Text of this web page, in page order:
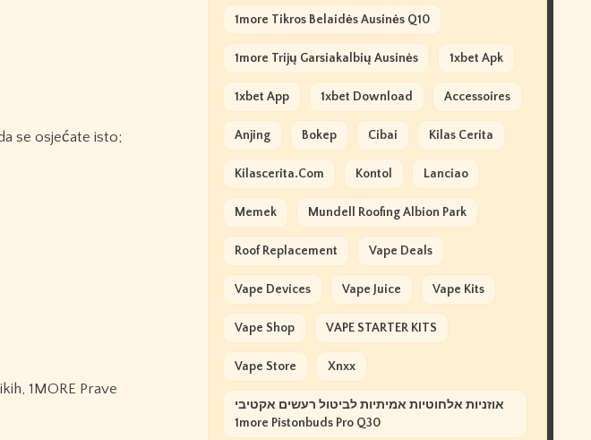
1more Tikros Belaidės Ausinės Q10
1more Trijų Garsiakalbių Ausinės 1xbet Apk
1xbet App 1xbet Download Accessoires
Anjing Bokep Cibai Kilas Cerita
Kilascerita.com Kontol Lanciao
Memek Mundell Roofing Albion Park
Roof Replacement Vape Deals
Vape Devices Vape Juice Vape Kits
Vape Shop VAPE STARTER KITS
Vape Store Xnxx
אוזניות אלחוטיות אמיתיות לביטול רעשים אקטיבי
1more Pistonbuds Pro Q30